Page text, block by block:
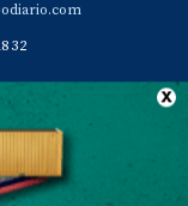
32
de privacidad